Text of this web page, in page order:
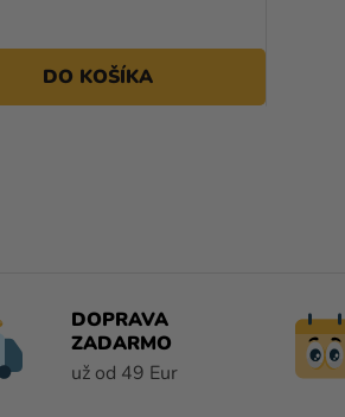
DO KOŠÍKA
DOPRAVA
ZADARMO
už od 49 Eur